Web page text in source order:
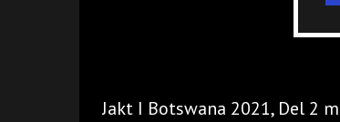
Jakt I Botswana 2021, Del 2